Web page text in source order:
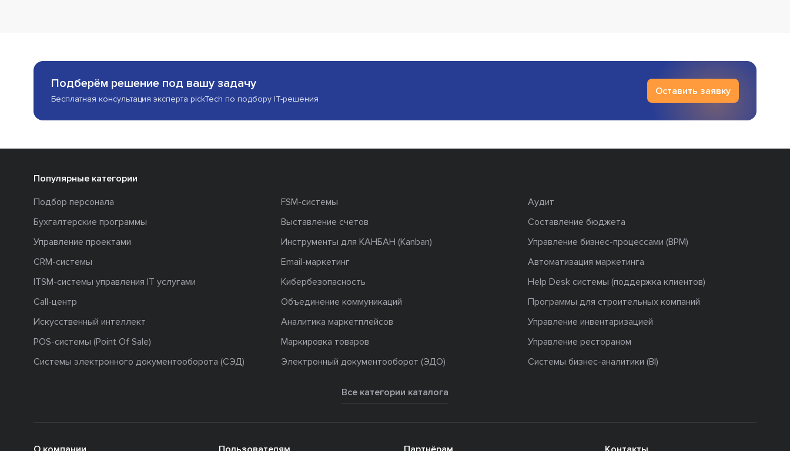
Подберём решение под вашу задачу
Бесплатная консультация эксперта pickTech по подбору IT-решения
Оставить заявку
Популярные категории
Подбор персонала
FSM-системы
Аудит
Бухгалтерские программы
Выставление счетов
Составление бюджета
Управление проектами
Инструменты для КАНБАН (Kanban)
Управление бизнес-процессами (BPM)
CRM-системы
Email-маркетинг
Автоматизация маркетинга
ITSM-системы управления IT услугами
Кибербезопасность
Help Desk системы (поддержка клиентов)
Call-центр
Объединение коммуникаций
Программы для строительных компаний
Искусственный интеллект
Аналитика маркетплейсов
Управление инвентаризацией
POS-системы (Point Of Sale)
Маркировка товаров
Управление рестораном
Системы электронного документооборота (СЭД)
Электронный документооборот (ЭДО) Системы бизнес-аналитики (BI)
Все категории каталога